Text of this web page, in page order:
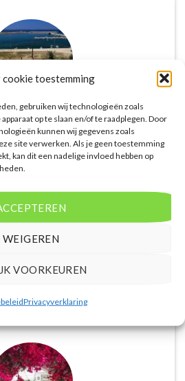
cookie toestemming
gebruiken wij technologieën zoals
op te slaan en/of te raadplegen. Door
kunnen wij gegevens zoals
site verwerken. Als je geen toestemming
kan dit een nadelige invloed hebben op
WEIGEREN
VOORKEUREN
Privacyverklaring
groot aanbod van lastminute
diverse populaire
Met handige filters kun je
andere aanbieders. Je hebt
hebt.
/Amsterdam